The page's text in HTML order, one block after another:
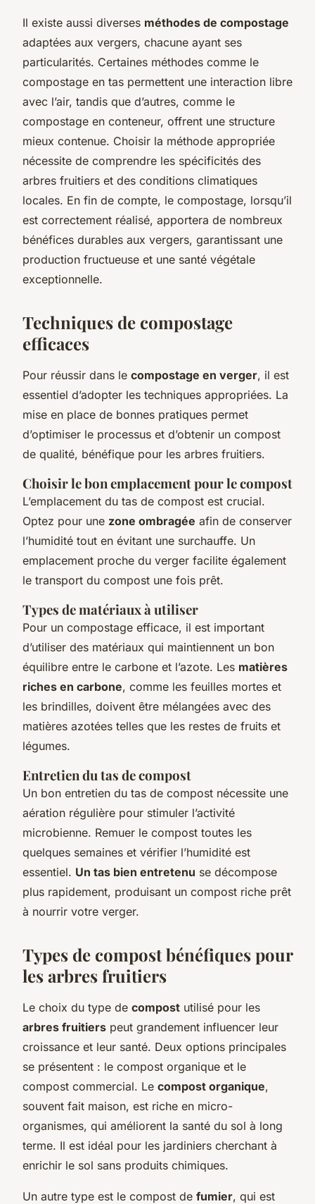
Il existe aussi diverses méthodes de compostage
adaptées aux vergers, chacune ayant ses
particularités. Certaines méthodes comme le
compostage en tas permettent une interaction libre
avec l’air, tandis que d’autres, comme le
compostage en conteneur, offrent une structure
mieux contenue. Choisir la méthode appropriée
nécessite de comprendre les spécificités des
arbres fruitiers et des conditions climatiques
locales. En fin de compte, le compostage, lorsqu’il
est correctement réalisé, apportera de nombreux
bénéfices durables aux vergers, garantissant une
production fructueuse et une santé végétale
exceptionnelle.
Techniques de compostage
efficaces
Pour réussir dans le compostage en verger, il est
essentiel d’adopter les techniques appropriées. La
mise en place de bonnes pratiques permet
d’optimiser le processus et d’obtenir un compost
de qualité, bénéfique pour les arbres fruitiers.
Choisir le bon emplacement pour le compost
L’emplacement du tas de compost est crucial.
Optez pour une zone ombragée afin de conserver
l’humidité tout en évitant une surchauffe. Un
emplacement proche du verger facilite également
le transport du compost une fois prêt.
Types de matériaux à utiliser
Pour un compostage efficace, il est important
d’utiliser des matériaux qui maintiennent un bon
équilibre entre le carbone et l’azote. Les matières
riches en carbone, comme les feuilles mortes et
les brindilles, doivent être mélangées avec des
matières azotées telles que les restes de fruits et
légumes.
Entretien du tas de compost
Un bon entretien du tas de compost nécessite une
aération régulière pour stimuler l’activité
microbienne. Remuer le compost toutes les
quelques semaines et vérifier l’humidité est
essentiel. Un tas bien entretenu se décompose
plus rapidement, produisant un compost riche prêt
à nourrir votre verger.
Types de compost bénéfiques pour
les arbres fruitiers
Le choix du type de compost utilisé pour les
arbres fruitiers peut grandement influencer leur
croissance et leur santé. Deux options principales
se présentent : le compost organique et le
compost commercial. Le compost organique,
souvent fait maison, est riche en micro-
organismes, qui améliorent la santé du sol à long
terme. Il est idéal pour les jardiniers cherchant à
enrichir le sol sans produits chimiques.
Un autre type est le compost de fumier, qui est